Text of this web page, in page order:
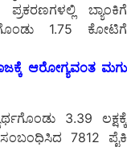
ಬ್ಯಾಂಕಿಗೆ
1.75 ಕೋಟಿಗೆ
ಆರೋಗ್ಯವಂತ ಮಗು
3.39 ಲಕ್ಷಕ್ಕೆ
7812 ಪೈಕಿ